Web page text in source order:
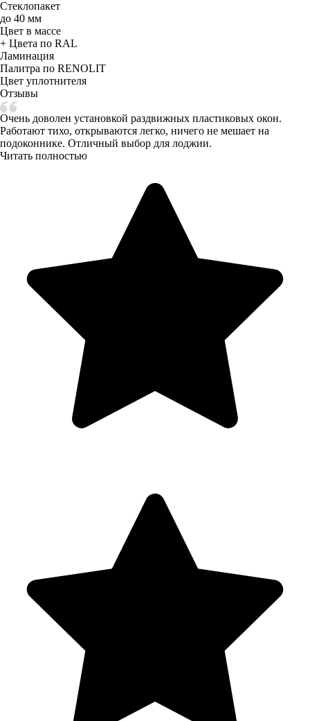
Стеклопакет
до 40 мм
Цвет в массе
+ Цвета по RAL
Ламинация
Палитра по RENOLIT
Цвет уплотнителя
Отзывы
Очень доволен установкой раздвижных пластиковых окон.
Работают тихо, открываются легко, ничего не мешает на
подоконнике. Отличный выбор для лоджии.
Читать полностью